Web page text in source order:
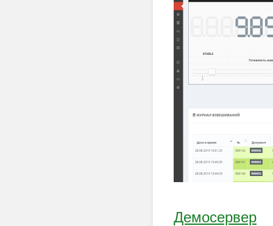
Демосервер